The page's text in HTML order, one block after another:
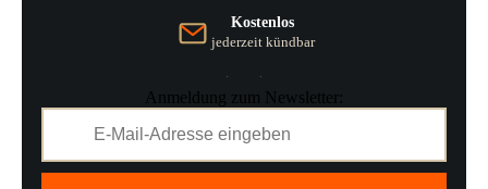
Kostenlos
jederzeit kündbar
Anmeldung zum Newsletter: